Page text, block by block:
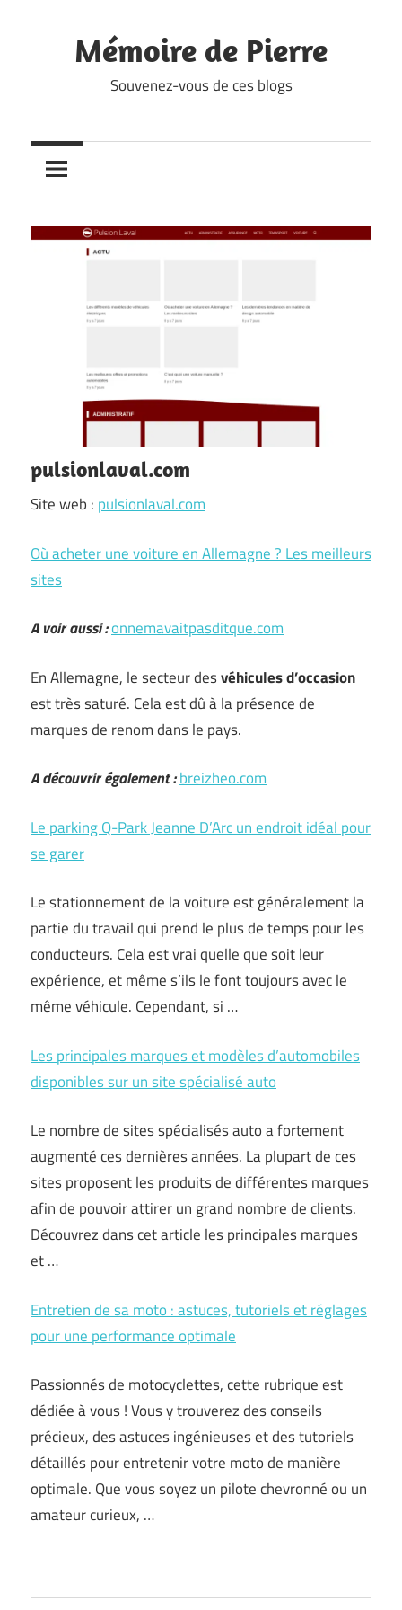
contentMémoire de Pierre
Souvenez-vous de ces blogs
pulsionlaval.com
Site web : pulsionlaval.com
Où acheter une voiture en Allemagne ? Les meilleurs
sites
A voir aussi :onnemavaitpasditque.com
En Allemagne, le secteur desvéhicules d’occasion
est très saturé. Cela est dû à la présence de
marques de renom dans le pays.
A découvrir également :breizheo.com
Le parking Q-Park Jeanne D’Arc un endroit idéal pour
se garer
Le stationnement de la voiture est généralement la
partie du travail qui prend le plus de temps pour les
conducteurs. Cela est vrai quelle que soit leur
expérience, et même s’ils le font toujours avec le
même véhicule. Cependant, si …
Les principales marques et modèles d’automobiles
disponibles sur un site spécialisé auto
Le nombre de sites spécialisés auto a fortement
augmenté ces dernières années. La plupart de ces
sites proposent les produits de différentes marques
afin de pouvoir attirer un grand nombre de clients.
Découvrez dans cet article les principales marques
et …
Entretien de sa moto : astuces, tutoriels et réglages
pour une performance optimale
Passionnés de motocyclettes, cette rubrique est
dédiée à vous ! Vous y trouverez des conseils
précieux, des astuces ingénieuses et des tutoriels
détaillés pour entretenir votre moto de manière
optimale. Que vous soyez un pilote chevronné ou un
amateur curieux, …